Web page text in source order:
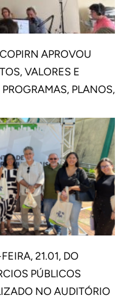
APROVOU
VALORES E
PLANOS,
21.01, DO
PÚBLICOS
NO AUDITÓRIO